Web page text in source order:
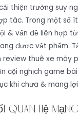
thiện trưởng suy
tác. Trong một số
& vấn đề liên hợp
được vật phẩm.
review thuê xe máy
cội nghịch game
khi chưa & mang
quan hệ